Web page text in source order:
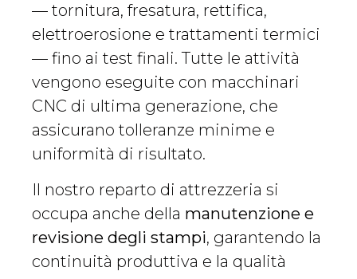
— tornitura, fresatura, rettifica,
elettroerosione e trattamenti termici
— fino ai test finali. Tutte le attività
vengono eseguite con macchinari
CNC di ultima generazione, che
assicurano tolleranze minime e
uniformità di risultato.
Il nostro reparto di attrezzeria si
occupa anche della manutenzione e
revisione degli stampi, garantendo la
continuità produttiva e la qualità